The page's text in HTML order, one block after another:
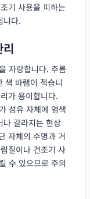
기 사용을 피하는
니다.
자랑합니다. 주름
색 바램이 적습니
가 용이합니다.
섬유 자체에 염색
나 갈라지는 현상
자체의 수명과 거
질이나 건조기 사
수 있으므로 주의